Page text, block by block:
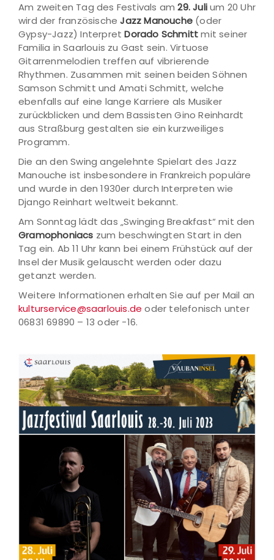
Am zweiten Tag des Festivals am29. Julium 20 Uhr
wird der französischeJazz Manouche (oder
Gypsy-Jazz) InterpretDorado Schmittmit seiner
Familia in Saarlouis zu Gast sein. Virtuose
Gitarrenmelodien treffen auf vibrierende
Rhythmen. Zusammen mit seinen beiden Söhnen
Samson Schmitt und Amati Schmitt, welche
ebenfalls auf eine lange Karriere als Musiker
zurückblicken und dem Bassisten Gino Reinhardt
aus Straßburg gestalten sie ein kurzweiliges
Programm.
Die an den Swing angelehnte Spielart des Jazz
Manouche ist insbesondere in Frankreich populäre
und wurde in den 1930er durch Interpreten wie
Django Reinhart weltweit bekannt.
Am Sonntag lädt das „Swinging Breakfast“ mit den
Gramophoniacs zum beschwingten Start in den
Tag ein. Ab 11 Uhr kann bei einem Frühstück auf der
Insel der Musik gelauscht werden oder dazu
getanzt werden.
Weitere Informationen erhalten Sie auf per Mail an
kulturservice@saarlouis.de oder telefonisch unter
06831 69890 – 13 oder -16.